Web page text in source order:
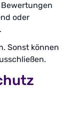
oder
Sonst können